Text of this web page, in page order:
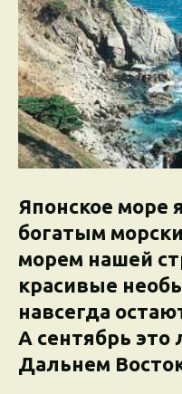
Японское море
богатым
морем нашей
красивые
навсегда
А сентябрь это
Дальнем